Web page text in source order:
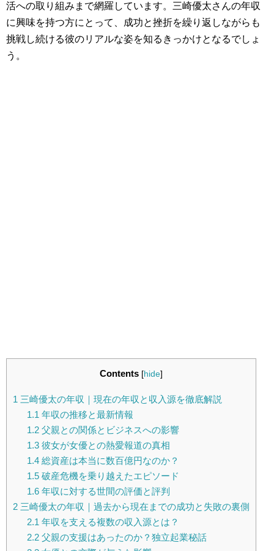
活への取り組みまで網羅しています。三崎優太さんの年収
に興味を持つ方にとって、成功と挫折を繰り返しながらも
挑戦し続ける彼のリアルな姿を知るきっかけとなるでしょ
う。
Contents [hide]
1 三崎優太の年収｜現在の年収と収入源を徹底解説
1.1 年収の推移と最新情報
1.2父親との関係とビジネスへの影響
1.3彼女が女優との熱愛報道の真相
1.4総資産は本当に数百億円なのか？
1.5破産危機を乗り越えたエピソード
1.6年収に対する世間の評価と評判
2 三崎優太の年収｜過去から現在までの成功と失敗の裏側
2.1 年収を支える複数の収入源とは？
2.2父親の支援はあったのか？独立起業秘話